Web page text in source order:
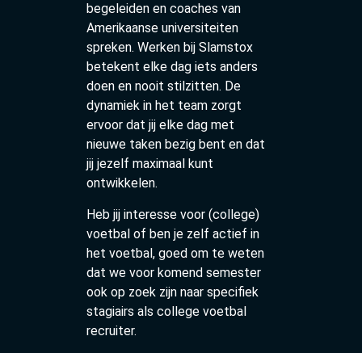
begeleiden en coaches van
Amerikaanse universiteiten
spreken. Werken bij Slamstox
betekent elke dag iets anders
doen en nooit stilzitten. De
dynamiek in het team zorgt
ervoor dat jij elke dag met
nieuwe taken bezig bent en dat
jij jezelf maximaal kunt
ontwikkelen.
Heb jij interesse voor (college)
voetbal of ben je zelf actief in
het voetbal, goed om te weten
dat we voor komend semester
ook op zoek zijn naar specifiek
stagiairs als college voetbal
recruiter.